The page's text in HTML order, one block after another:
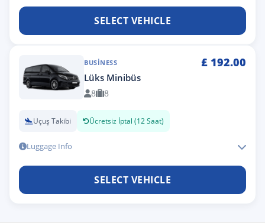
SELECT VEHICLE
BUSINESS £ 192.00
Lüks Minibüs
8 8
Uçuş Takibi Ücretsiz İptal (12 Saat)
Luggage Info
SELECT VEHICLE